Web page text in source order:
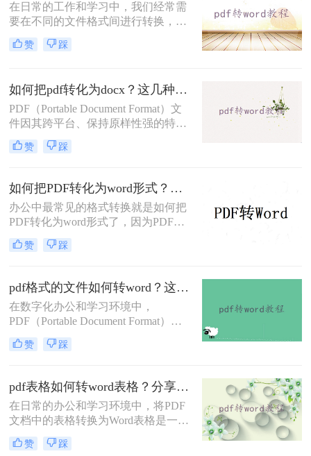
那么PDF怎么转Word呢？以下是几种
将PDF转换为Word的方法，供您参
考。
在日常的工作和学习中，我们经常需
要在不同的文件格式间进行转换，以
便更好地编辑或分享内容。
PDF（Portable Document Format）和
现和交换文档，后者则更适合编辑和
格式化文字。那么pdf如何免费转换
doc呢？本文将详细介绍几种免费且
有效的方法，帮助你将PDF文件转换
成DOC格式。
赞 踩
如何把pdf转化为docx？这几种在线转换方法快来了解下！
PDF（Portable Document Format）文
件因其跨平台、保持原样性强的特点
而被广泛应用于文档分享和保存。然
而，在某些情况下，我们可能需要将
Word的文档格式），以便进行编辑、
修改或进一步处理。那么如何把pdf转
化为docx呢？本文将介绍几种将PDF
转化为DOCX的方法，帮助用户根据
自己的需求选择合适的方式。
赞 踩
如何把PDF转化为word形式？这3个方法让你快速转换!
办公中最常见的格式转换就是如何把
PDF转化为word形式了，因为PDF文
件不易编辑，所以想要编辑里面的内
容就得要转换成容易编辑的Word文
转word呢？给大家推荐一个好用的工
具，大家可以搜索转转大师PDF转换
器，然后点击进去进行在线转换。
赞 踩
pdf格式的文件如何转word？这4种方法帮你轻松转换！
在数字化办公和学习环境中，
PDF（Portable Document Format）因
其跨平台兼容性和保持文档原貌的能
力而广受欢迎。然而，有时我们需要
其转换为Word格式就变得尤为重要。
那么pdf格式的文件如何转word​呢？本
文将详细介绍几种将PDF文件转换为
Word文档的方法，并探讨各自的优缺
点及适用场景。
赞 踩
pdf表格如何转word表格？分享四种有用且简单的转换方法
在日常的办公和学习环境中，将PDF
文档中的表格转换为Word表格是一项
常见且重要的任务。PDF（Portable
Document Format）因其格式固定、不
赞 踩